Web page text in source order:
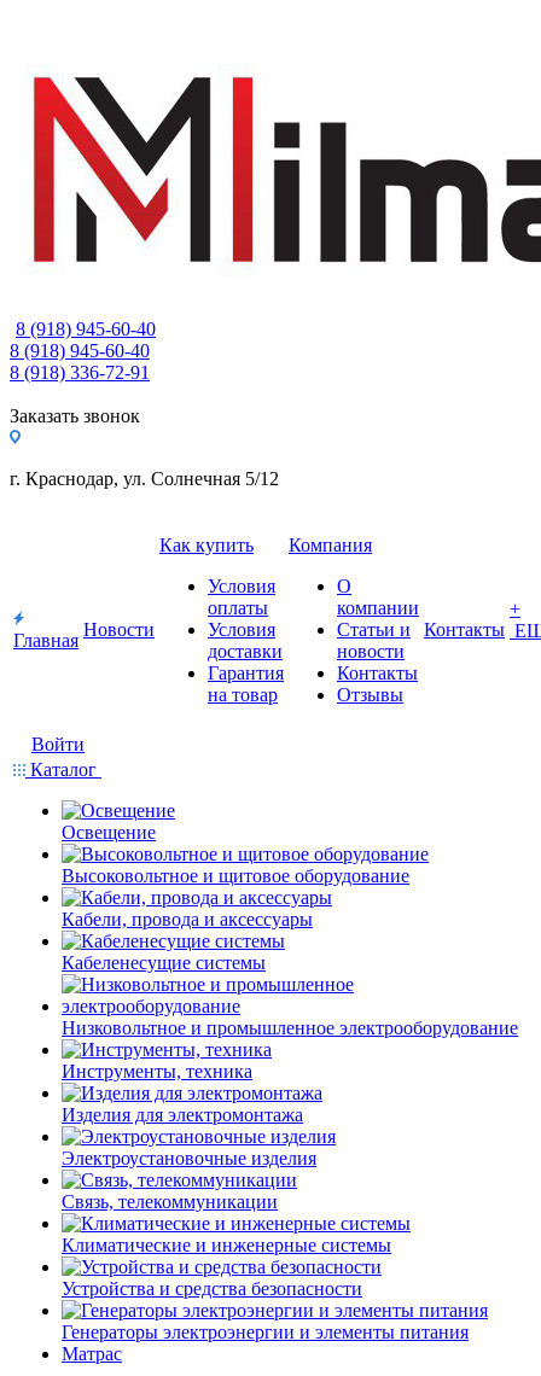
8 (918) 945-60-40
8 (918) 945-60-40
8 (918) 336-72-91
Заказать звонок
г. Краснодар, ул. Солнечная 5/12
Главная
Новости
Как купить
Условия
оплаты
Условия
доставки
Гарантия
на товар
Компания
О
компании
Статьи и
новости
Контакты
Отзывы
Контакты
+
Войти
Каталог
Освещение
Высоковольтное и щитовое оборудование
Кабели, провода и аксессуары
Кабеленесущие системы
Низковольтное и промышленное электрооборудование
Инструменты, техника
Изделия для электромонтажа
Электроустановочные изделия
Связь, телекоммуникации
Климатические и инженерные системы
Устройства и средства безопасности
Генераторы электроэнергии и элементы питания
Матрас